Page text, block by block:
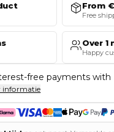
From
Free
Over 1
Happy
free payments with
informatie